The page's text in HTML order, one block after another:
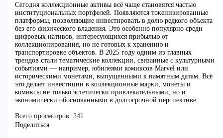
Сегодня коллекционные активы всё чаще становятся частью
институциональных портфелей. Появляются токенизированные
платформы, позволяющие инвестировать в долю редкого объекта
без его физического владения. Это особенно популярно среди
цифровых нативов, интересующихся прибылью от
коллекционирования, но не готовых к хранению и
транспортировке объектов. В 2025 году одним из главных
трендов стали тематические коллекции, связанные с культурными
событиями — например, юбилеями комиксов Marvel или
историческими монетами, выпущенными к памятным датам. Всё
это делает инвестиции в коллекционные марки, монеты и
комиксы не только эстетически привлекательными, но и
экономически обоснованными в долгосрочной перспективе.
Всего просмотров: 241
Поделиться